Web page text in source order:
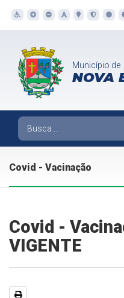
Município de
NOVA
Covid - Vacinação
Covid -
VIGENTE